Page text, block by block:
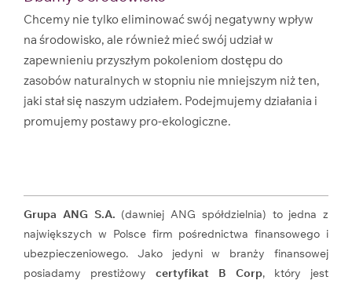
Chcemy nie tylko eliminować swój negatywny wpływ
na środowisko, ale również mieć swój udział w
zapewnieniu przyszłym pokoleniom dostępu do
zasobów naturalnych w stopniu nie mniejszym niż ten,
jaki stał się naszym udziałem. Podejmujemy działania i
promujemy postawy pro-ekologiczne.
Grupa ANG S.A. (dawniej ANG spółdzielnia) to jedna z
największych w Polsce firm pośrednictwa finansowego i
ubezpieczeniowego. Jako jedyni w branży finansowej
posiadamy prestiżowy certyfikat B Corp, który jest